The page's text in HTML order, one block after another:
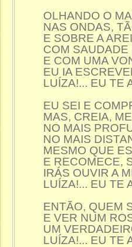
OLHANDO O
NAS ONDAS,
E SOBRE A
COM SAUDADE
E COM UMA
EU IA
LUÍZA!... EU TE
EU SEI E
MAS, CREIA,
NO MAIS
NO MAIS
MESMO QUE
E RECOMECE,
IRÁS OUVIR A
LUÍZA!... EU TE
ENTÃO, QUEM
E VER NUM
UM
LUÍZA!... EU TE